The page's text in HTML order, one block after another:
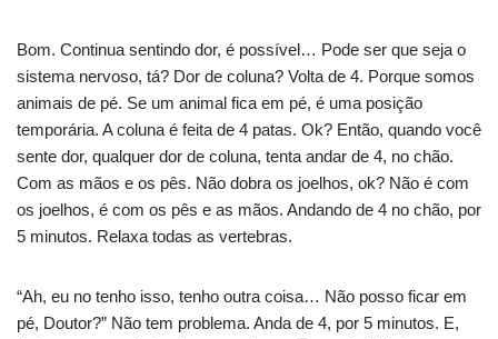
Bom. Continua sentindo dor, é possível… Pode ser que seja o
sistema nervoso, tá? Dor de coluna? Volta de 4. Porque somos
animais de pé. Se um animal fica em pé, é uma posição
temporária. A coluna é feita de 4 patas. Ok? Então, quando você
sente dor, qualquer dor de coluna, tenta andar de 4, no chão.
Com as mãos e os pês. Não dobra os joelhos, ok? Não é com
os joelhos, é com os pês e as mãos. Andando de 4 no chão, por
5 minutos. Relaxa todas as vertebras.
“Ah, eu no tenho isso, tenho outra coisa… Não posso ficar em
pé, Doutor?” Não tem problema. Anda de 4, por 5 minutos. E,